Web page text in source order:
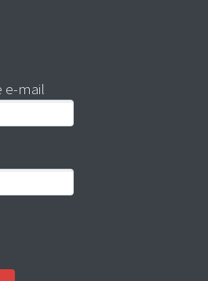
e-mail